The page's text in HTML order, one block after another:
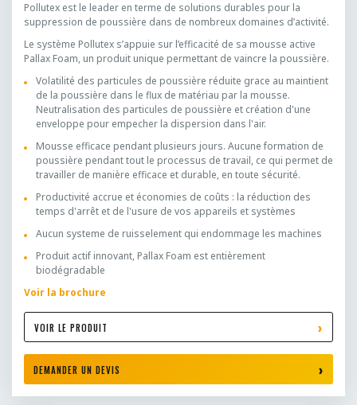
Pollutex est le leader en terme de solutions durables pour la
suppression de poussière dans de nombreux domaines d’activité.
Le système Pollutex s’appuie sur l’efficacité de sa mousse active
Pallax Foam, un produit unique permettant de vaincre la poussière.
Volatilité des particules de poussière réduite grace au maintient
de la poussière dans le flux de matériau par la mousse.
Neutralisation des particules de poussière et création d'une
enveloppe pour empecher la dispersion dans l'air.
Mousse efficace pendant plusieurs jours. Aucune formation de
poussière pendant tout le processus de travail, ce qui permet de
travailler de manière efficace et durable, en toute sécurité.
Productivité accrue et économies de coûts : la réduction des
temps d'arrêt et de l'usure de vos appareils et systèmes
Aucun systeme de ruisselement qui endommage les machines
Produit actif innovant, Pallax Foam est entièrement
biodégradable
Voir la brochure
VOIR LE PRODUIT
DEMANDER UN DEVIS